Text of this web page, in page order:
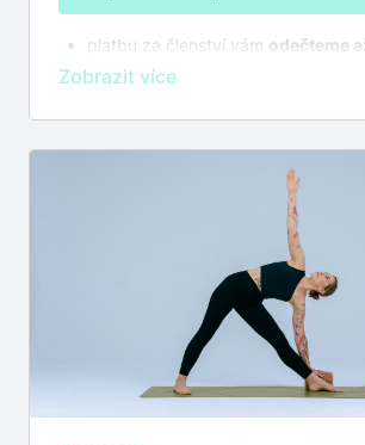
platbu za členství vám odečteme
7 dnů na zkoušku
členství se automaticky